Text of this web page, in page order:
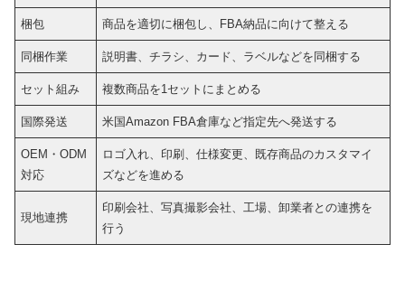
梱包 商品を適切に梱包し、FBA納品に向けて整える
同梱作業 説明書、チラシ、カード、ラベルなどを同梱する
セット組み 複数商品を1セットにまとめる
国際発送 米国Amazon FBA倉庫など指定先へ発送する
OEM・ODM
対応
ロゴ入れ、印刷、仕様変更、既存商品のカスタマイ
ズなどを進める
現地連携
印刷会社、写真撮影会社、工場、卸業者との連携を
行う